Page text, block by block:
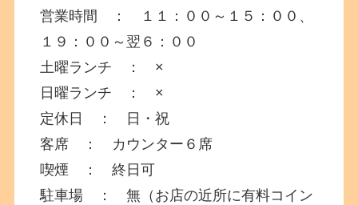
営業時間 ： １１：００～１５：００、
１９：００～翌６：００
土曜ランチ ： ×
日曜ランチ ： ×
定休日 ： 日・祝
客席 ： カウンター６席
喫煙 ： 終日可
駐車場 ： 無（お店の近所に有料コイン